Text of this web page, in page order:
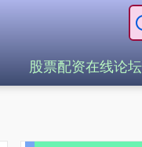
股票配资在线论坛